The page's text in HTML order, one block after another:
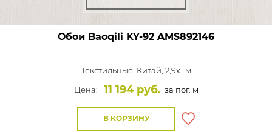
Обои Baoqili KY-92 AMS892146
Текстильные, Китай, 2,9x1 м
Цена:
11 194 руб. за пог. м
В КОРЗИНУ